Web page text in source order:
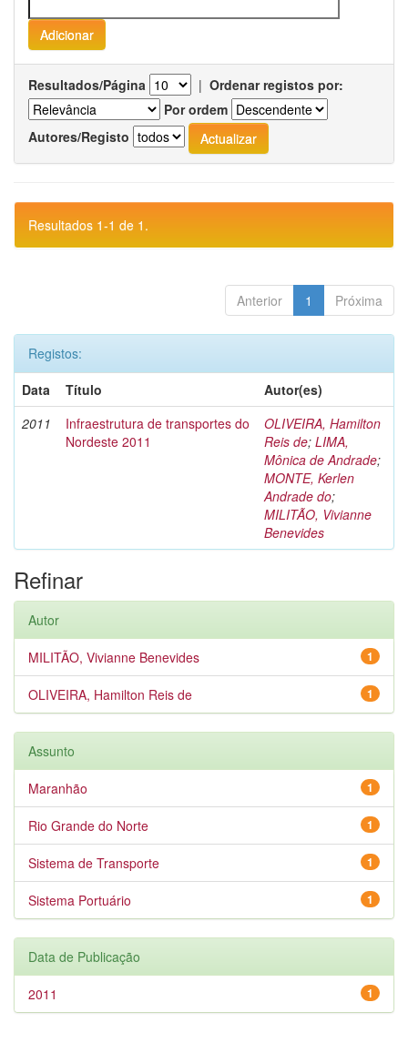
Resultados/Página | Ordenar registos por:
Por ordem
Autores/Registo
Resultados 1-1 de 1.
Anterior 1 Próxima
Registos:
Data
Título
Autor(es)
2011
Infraestrutura de transportes do
Nordeste 2011
OLIVEIRA, Hamilton
Reis de; LIMA,
Mônica de Andrade;
MONTE, Kerlen
Andrade do;
MILITÃO, Vivianne
Benevides
Refinar
Autor
1
MILITÃO, Vivianne Benevides
1
OLIVEIRA, Hamilton Reis de
Assunto
1
Maranhão
1
Rio Grande do Norte
1
Sistema de Transporte
1
Sistema Portuário
Data de Publicação
1
2011